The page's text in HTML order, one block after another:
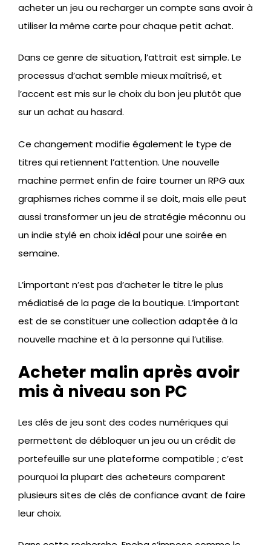
acheter un jeu ou recharger un compte sans avoir à
utiliser la même carte pour chaque petit achat.
Dans ce genre de situation, l’attrait est simple. Le
processus d’achat semble mieux maîtrisé, et
l’accent est mis sur le choix du bon jeu plutôt que
sur un achat au hasard.
Ce changement modifie également le type de
titres qui retiennent l’attention. Une nouvelle
machine permet enfin de faire tourner un RPG aux
graphismes riches comme il se doit, mais elle peut
aussi transformer un jeu de stratégie méconnu ou
un indie stylé en choix idéal pour une soirée en
semaine.
L’important n’est pas d’acheter le titre le plus
médiatisé de la page de la boutique. L’important
est de se constituer une collection adaptée à la
nouvelle machine et à la personne qui l’utilise.
Acheter malin après avoir
mis à niveau son PC
Les clés de jeu sont des codes numériques qui
permettent de débloquer un jeu ou un crédit de
portefeuille sur une plateforme compatible ; c’est
pourquoi la plupart des acheteurs comparent
plusieurs sites de clés de confiance avant de faire
leur choix.